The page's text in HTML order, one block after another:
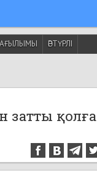
ӘРТҮРЛІ
затты қолға